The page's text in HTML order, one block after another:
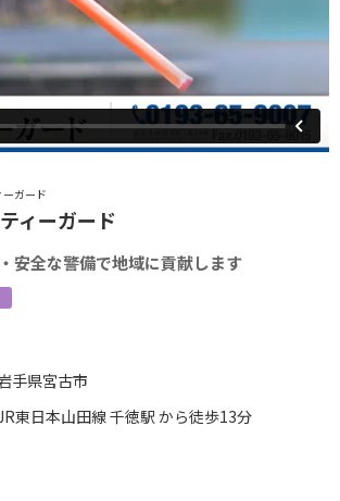
ガード
ィーガード
安全な警備で地域に貢献します
手県宮古市
東日本山田線 千徳駅 から徒歩13分